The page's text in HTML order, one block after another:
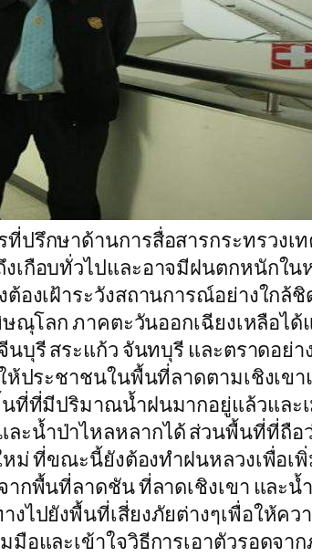
ปรึกษาด้านการสื่อสารกระทรวง
เกือบทั่วไปและอาจมีฝนตกหนัก
องเฝ้าระวังสถานการณ์อย่างใกล้
ณุโลก ภาคตะวันออกเฉียงเหลือ
บุรี สระแก้ว จันทบุรี และตราดอ
ห้ประชาชนในพื้นที่ลาดตามเชิงเ
ที่ที่มีปริมาณน้ำฝนมากอยู่แล้วและ
ละน้ำป่าไหลหลากได้ ส่วนพื้นที่ที่
หม่ ที่ขณะนี้ยังต้องทำฝนหลวงเพื่
ากพื้นที่ลาดชัน ที่ลาดเชิงเขา แล
งไปยังพื้นที่เสี่ยงภัยต่างๆเพื่อให้
อและเข้าใจวิธีการเอาตัวรอดจา